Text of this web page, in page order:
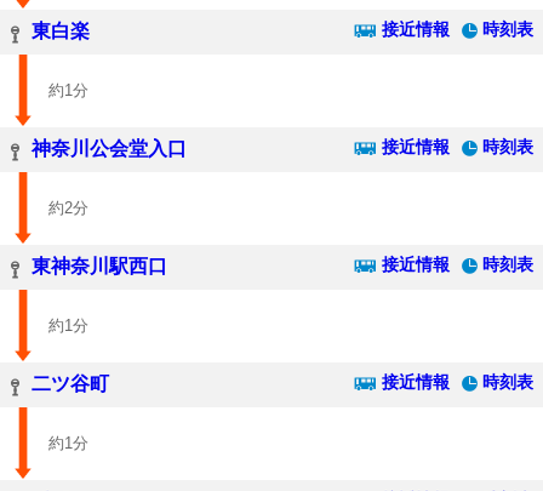
東白楽 接近情報 時刻表
約1分
神奈川公会堂入口 接近情報 時刻表
約2分
東神奈川駅西口 接近情報 時刻表
約1分
二ツ谷町 接近情報 時刻表
約1分